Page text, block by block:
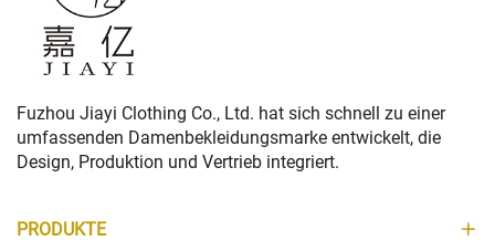
Fuzhou Jiayi Clothing Co., Ltd. hat sich schnell zu einer
umfassenden Damenbekleidungsmarke entwickelt, die
Design, Produktion und Vertrieb integriert.
PRODUKTE